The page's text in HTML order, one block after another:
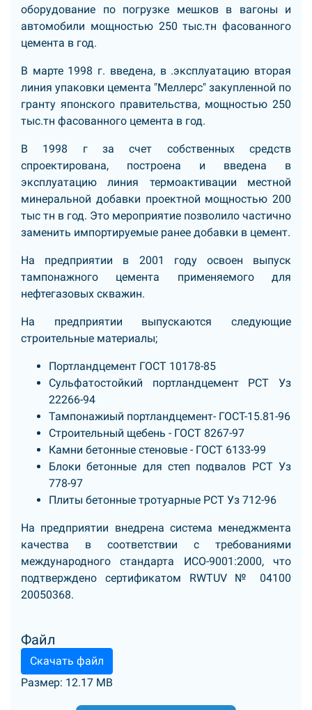
оборудование по погрузке мешков в вагоны и
автомобили мощностью 250 тыс.тн фасованного
цемента в год.
В марте 1998 г. введена, в .эксплуатацию вторая
линия упаковки цемента "Меллерс" закупленной по
гранту японского правительства, мощностью 250
тыс.тн фасованного цемента в год.
В 1998 г за счет собственных средств
спроектирована, построена и введена в
эксплуатацию линия термоактивации местной
минеральной добавки проектной мощностью 200
тыс тн в год. Это мероприятие позволило частично
заменить импортируемые ранее добавки в цемент.
На предприятии в 2001 году освоен выпуск
тампонажного цемента применяемого для
нефтегазовых скважин.
На предприятии выпускаются следующие
строительные материалы;
Портландцемент ГОСТ 10178-85
Сульфатостойкий портландцемент РСТ Уз
22266-94
Тампонажиый портландцемент- ГОСТ-15.81-96
Строительный щебень - ГОСТ 8267-97
Камни бетонные стеновые - ГОСТ 6133-99
Блоки бетонные для степ подвалов РСТ Уз
778-97
Плиты бетонные тротуарные РСТ Уз 712-96
На предприятии внедрена система менеджмента
качества в соответствии с требованиями
международного стандарта ИСО-9001:2000, что
подтверждено сертификатом RWTUV № 04100
20050368.
Файл
Скачать файл
Размер: 12.17 MB